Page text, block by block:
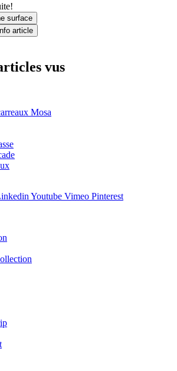
surface
article
vus
Mosa
Youtube Vimeo Pinterest